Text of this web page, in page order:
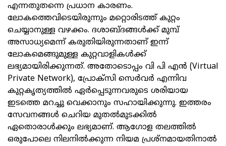
എന്നതുതന്നെ പ്രധാന കാരണം.
ലോകത്തെവിടെയിരുന്നും മറ്റൊരിടത്ത് കുറ്റം
ചെയ്യാനുള്ള വഴക്കം. ദശാബ്ദങ്ങള്‍ക്ക് മുമ്പ്
അസാധ്യമെന്ന് കരുതിയിരുന്നതാണ് ഇന്ന്
ലോകമെങ്ങുമുള്ള കുറ്റവാളികള്‍ക്ക്
ലഭ്യമായിരിക്കുന്നത്. അതോടൊപ്പം വി പി എന്‍ (Virtual
Private Network), പ്രോക്സി സെര്‍വര്‍ എന്നിവ
കുറ്റകൃത്യത്തില്‍ ഏര്‍പ്പെടുന്നവരുടെ ശരിയായ
ഇടത്തെ മറച്ചു വെക്കാനും സഹായിക്കുന്നു. ഇത്തരം
സേവനങ്ങള്‍ ചെറിയ മുതല്‍മുടക്കില്‍
ഏതൊരാള്‍ക്കും ലഭ്യമാണ്. ആഗോള തലത്തില്‍
ഒരുപോലെ നിലനില്‍ക്കുന്ന നിയമ പ്രശ്നമായതിനാല്‍